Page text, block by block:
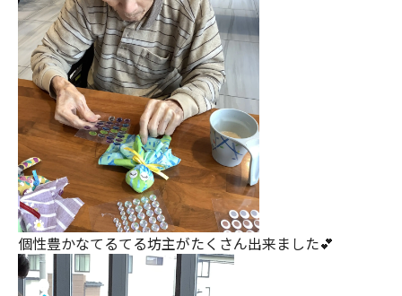
個性豊かなてるてる坊主がたくさん出来ました💕